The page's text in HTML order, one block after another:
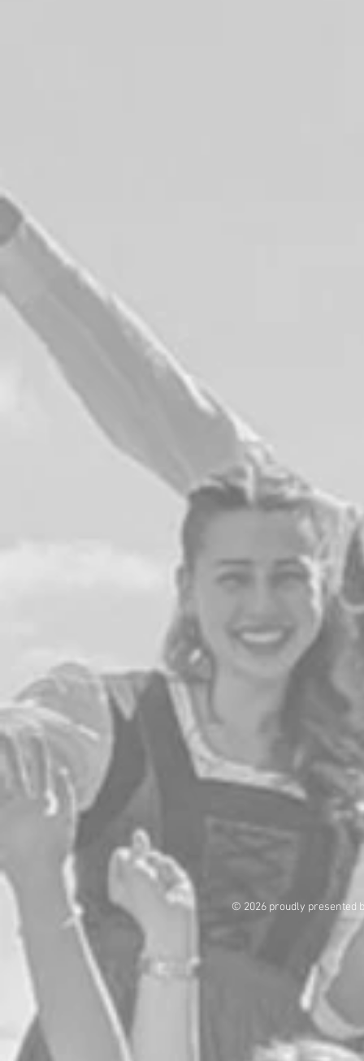
© 2026 proudly presented